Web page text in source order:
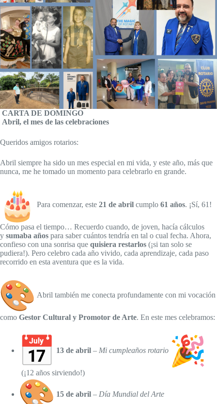
CARTA DE DOMINGO
Abril, el mes de las celebraciones
Queridos amigos rotarios:
Abril siempre ha sido un mes especial en mi vida, y este año, más que
nunca, me he tomado un momento para celebrarlo en grande.
Para comenzar, este 21 de abril cumplo 61 años. ¡Sí, 61!
Cómo pasa el tiempo… Recuerdo cuando, de joven, hacía cálculos
y sumaba años para saber cuántos tendría en tal o cual fecha. Ahora,
confieso con una sonrisa que quisiera restarlos (¡si tan solo se
pudiera!). Pero celebro cada año vivido, cada aprendizaje, cada paso
recorrido en esta aventura que es la vida.
Abril también me conecta profundamente con mi vocación
como Gestor Cultural y Promotor de Arte. En este mes celebramos:
13 de abril – Mi cumpleaños rotario
(¡12 años sirviendo!)
15 de abril – Día Mundial del Arte